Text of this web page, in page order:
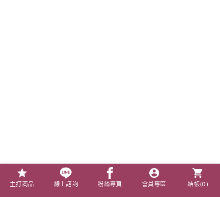
主打商品 線上諮詢 粉絲專頁 會員專區 結帳(0)